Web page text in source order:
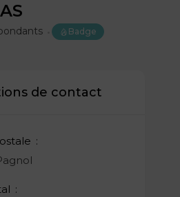
Badge
de contact